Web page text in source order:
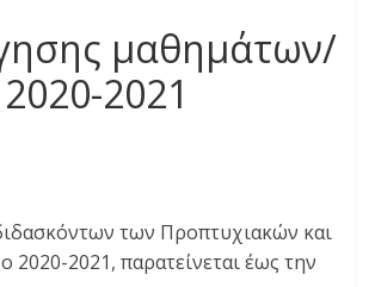
μαθημάτων/
2021
των Προπτυχιακών και
2021, παρατείνεται έως την